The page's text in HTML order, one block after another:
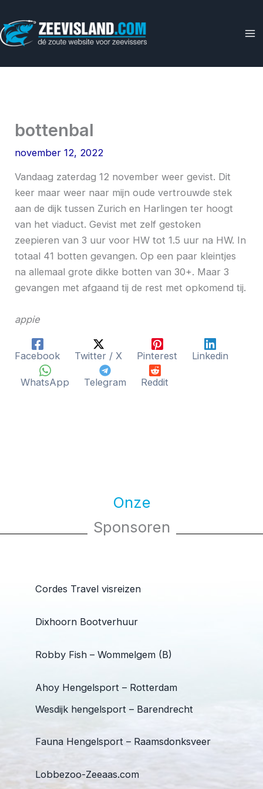
naar
de
bottenbal
november 12, 2022
Vandaag zaterdag 12 november weer gevist. Dit
keer maar weer naar mijn oude vertrouwde stek
aan de dijk tussen Zurich en Harlingen ter hoogt
van het viaduct. Gevist met zelf gestoken
zeepieren van 3 uur voor HW tot 1.5 uur na HW. In
totaal 41 botten gevangen. Op een paar kleintjes
na allemaal grote dikke botten van 30+. Maar 3
gevangen met afgaand tij de rest met opkomend tij.
appie
Facebook Twitter / X Pinterest Linkedin
WhatsApp Telegram Reddit
Onze
Sponsoren
Cordes Travel visreizen
Dixhoorn Bootverhuur
Robby Fish – Wommelgem (B)
Ahoy Hengelsport – Rotterdam
Wesdijk hengelsport – Barendrecht
Fauna Hengelsport – Raamsdonksveer
Lobbezoo-Zeeaas.com